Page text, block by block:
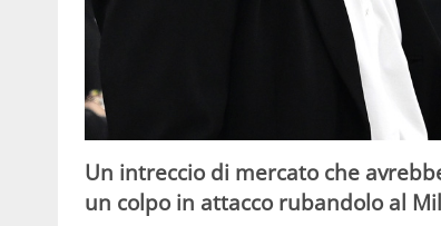
Un intreccio di mercato che
un colpo in attacco rubandolo al